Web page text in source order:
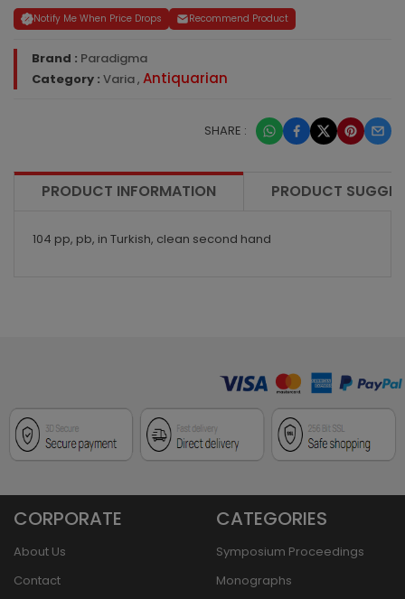
Notify Me When Price Drops Recommend Product
Brand : Paradigma
Category : Varia, Antiquarian
SHARE :
PRODUCT INFORMATION PRODUCT
104 pp, pb, in Turkish, clean second hand
CORPORATE
About Us
Contact
CATEGORIES
Symposium Proceedings
Monographs